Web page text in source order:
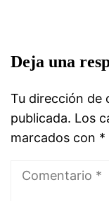
Deja una
Tu dirección de
publicada. Los
marcados con *